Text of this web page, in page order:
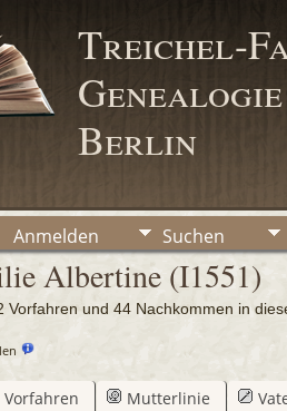
Treichel-
Berlin
Anmelden Suchen
Albertine (I1551)
und 44 Nachkommen in
Vorfahren Mutterlinie